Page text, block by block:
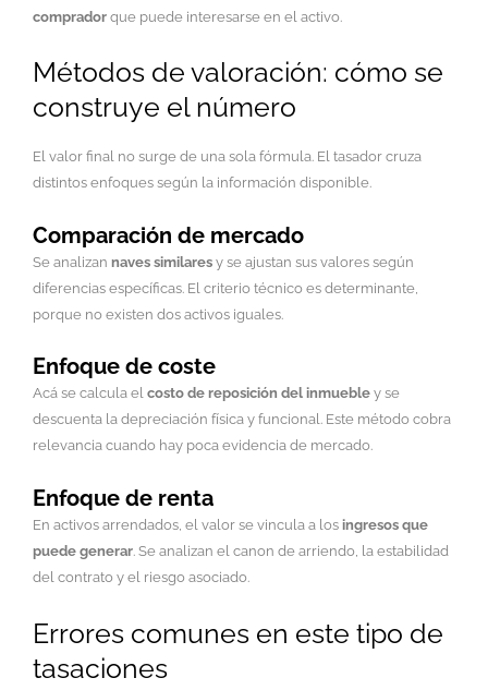
comprador que puede interesarse en el activo.
Métodos de valoración: cómo se
construye el número
El valor final no surge de una sola fórmula. El tasador cruza
distintos enfoques según la información disponible.
Comparación de mercado
Se analizan naves similares y se ajustan sus valores según
diferencias específicas. El criterio técnico es determinante,
porque no existen dos activos iguales.
Enfoque de coste
Acá se calcula el costo de reposición del inmueble y se
descuenta la depreciación física y funcional. Este método cobra
relevancia cuando hay poca evidencia de mercado.
Enfoque de renta
En activos arrendados, el valor se vincula a los ingresos que
puede generar. Se analizan el canon de arriendo, la estabilidad
del contrato y el riesgo asociado.
Errores comunes en este tipo de
tasaciones